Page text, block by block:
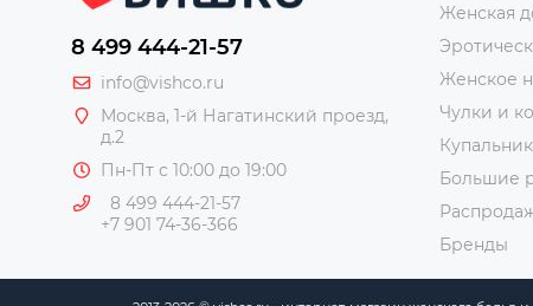
8 499 444-21-57
info@vishco.ru
Москва, 1-й Нагатинский проезд,
д.2
Пн-Пт с 10:00 до 19:00
8 499 444-21-57
+7 901 74-36-366
Женская
Женское
Чулки и
Большие
Бренды